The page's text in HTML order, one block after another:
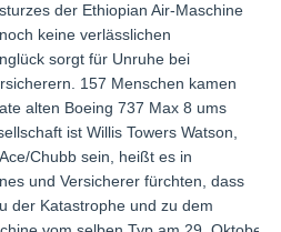
der Ethiopian Air-Maschine
keine verlässlichen
sorgt für Unruhe bei
157 Menschen kamen
alten Boeing 737 Max 8 ums
ist Willis Towers Watson,
Chubb sein, heißt es in
und Versicherer fürchten, dass
der Katastrophe und zu dem